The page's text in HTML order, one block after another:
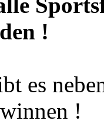
!
es
!